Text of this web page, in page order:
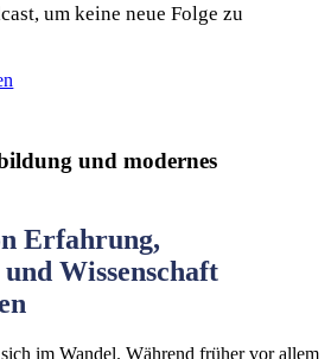
um keine neue Folge zu
und modernes
Erfahrung,
Wissenschaft
im Wandel. Während früher vor allem